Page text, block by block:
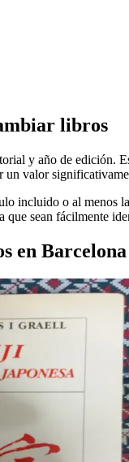
libros
y año de edición.
un valor
incluido o al menos
sean fácilmente
en Barcelona